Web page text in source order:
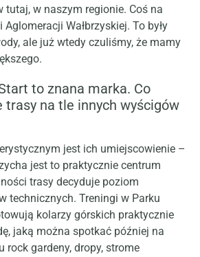
tutaj, w naszym regionie. Coś na
Wałbrzyskiej. To były
ale już wtedy czuliśmy, że mamy
to znana marka. Co
trasy na tle innych wyścigów
jest ich umiejscowienie –
jest to praktycznie centrum
trasy decyduje poziom
technicznych. Treningi w Parku
kolarzy górskich praktycznie
jaką można spotkać później na
rock gardeny, dropy, strome